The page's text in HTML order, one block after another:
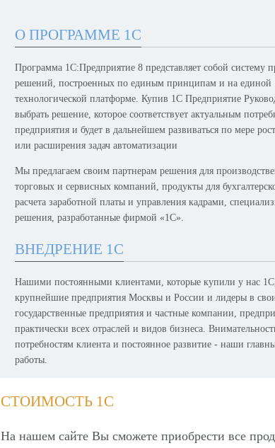
О ПРОГРАММЕ 1С
Программа 1С:Предприятие 8 представляет собой систему
решений, построенных по единым принципам и на единой
технологической платформе. Купив 1С Предприятие
выбрать решение, которое соответствует актуальным
предприятия и будет в дальнейшем развиваться по мере
или расширения задач автоматизации
Мы предлагаем своим партнерам решения для
торговых и сервисных компаний, продукты для
расчета заработной платы и управления кадрами,
решения, разработанные фирмой «1С».
ВНЕДРЕНИЕ 1С
Нашими постоянными клиентами, которые купили у нас
крупнейшие предприятия Москвы и России и лидеры в
государственные предприятия и частные компании,
практически всех отраслей и видов бизнеса.
потребностям клиента и постоянное развитие - наши
работы.
СТОИМОСТЬ 1С
На нашем сайте Вы сможете приобрести все